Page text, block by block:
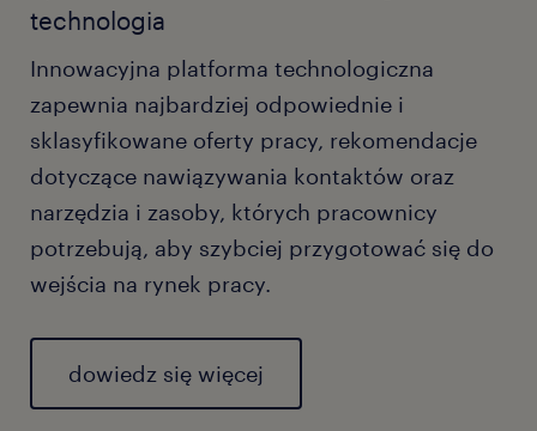
technologia
Innowacyjna platforma technologiczna
zapewnia najbardziej odpowiednie i
sklasyfikowane oferty pracy, rekomendacje
dotyczące nawiązywania kontaktów oraz
narzędzia i zasoby, których pracownicy
potrzebują, aby szybciej przygotować się do
wejścia na rynek pracy.
dowiedz się więcej